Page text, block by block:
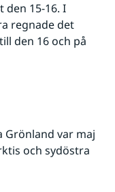
15-16. I
regnade det
den 16 och på
Grönland var maj
och sydöstra